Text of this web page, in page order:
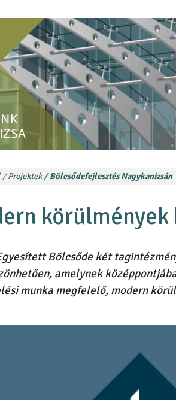
Projektek Bölcsődefejlesztés Nagykanizsán
körülmények
Bölcsőde két
amelynek
munka megfelelő, modern